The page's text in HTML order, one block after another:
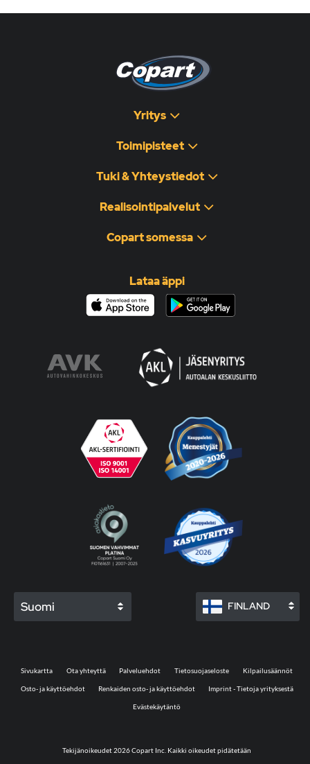
Yritys
Toimipisteet
Tuki & Yhteystiedot
Realisointipalvelut
Copart somessa
Lataa äppi
Suomi FINLAND
Tekijänoikeudet 2026 Copart Inc. Kaikki oikeudet pidätetään
Sivukartta Ota yhteyttä Palveluehdot Tietosuojaseloste Kilpailusäännöt
Osto- ja käyttöehdot Renkaiden osto- ja käyttöehdot Imprint - Tietoja yrityksestä
Evästekäytäntö